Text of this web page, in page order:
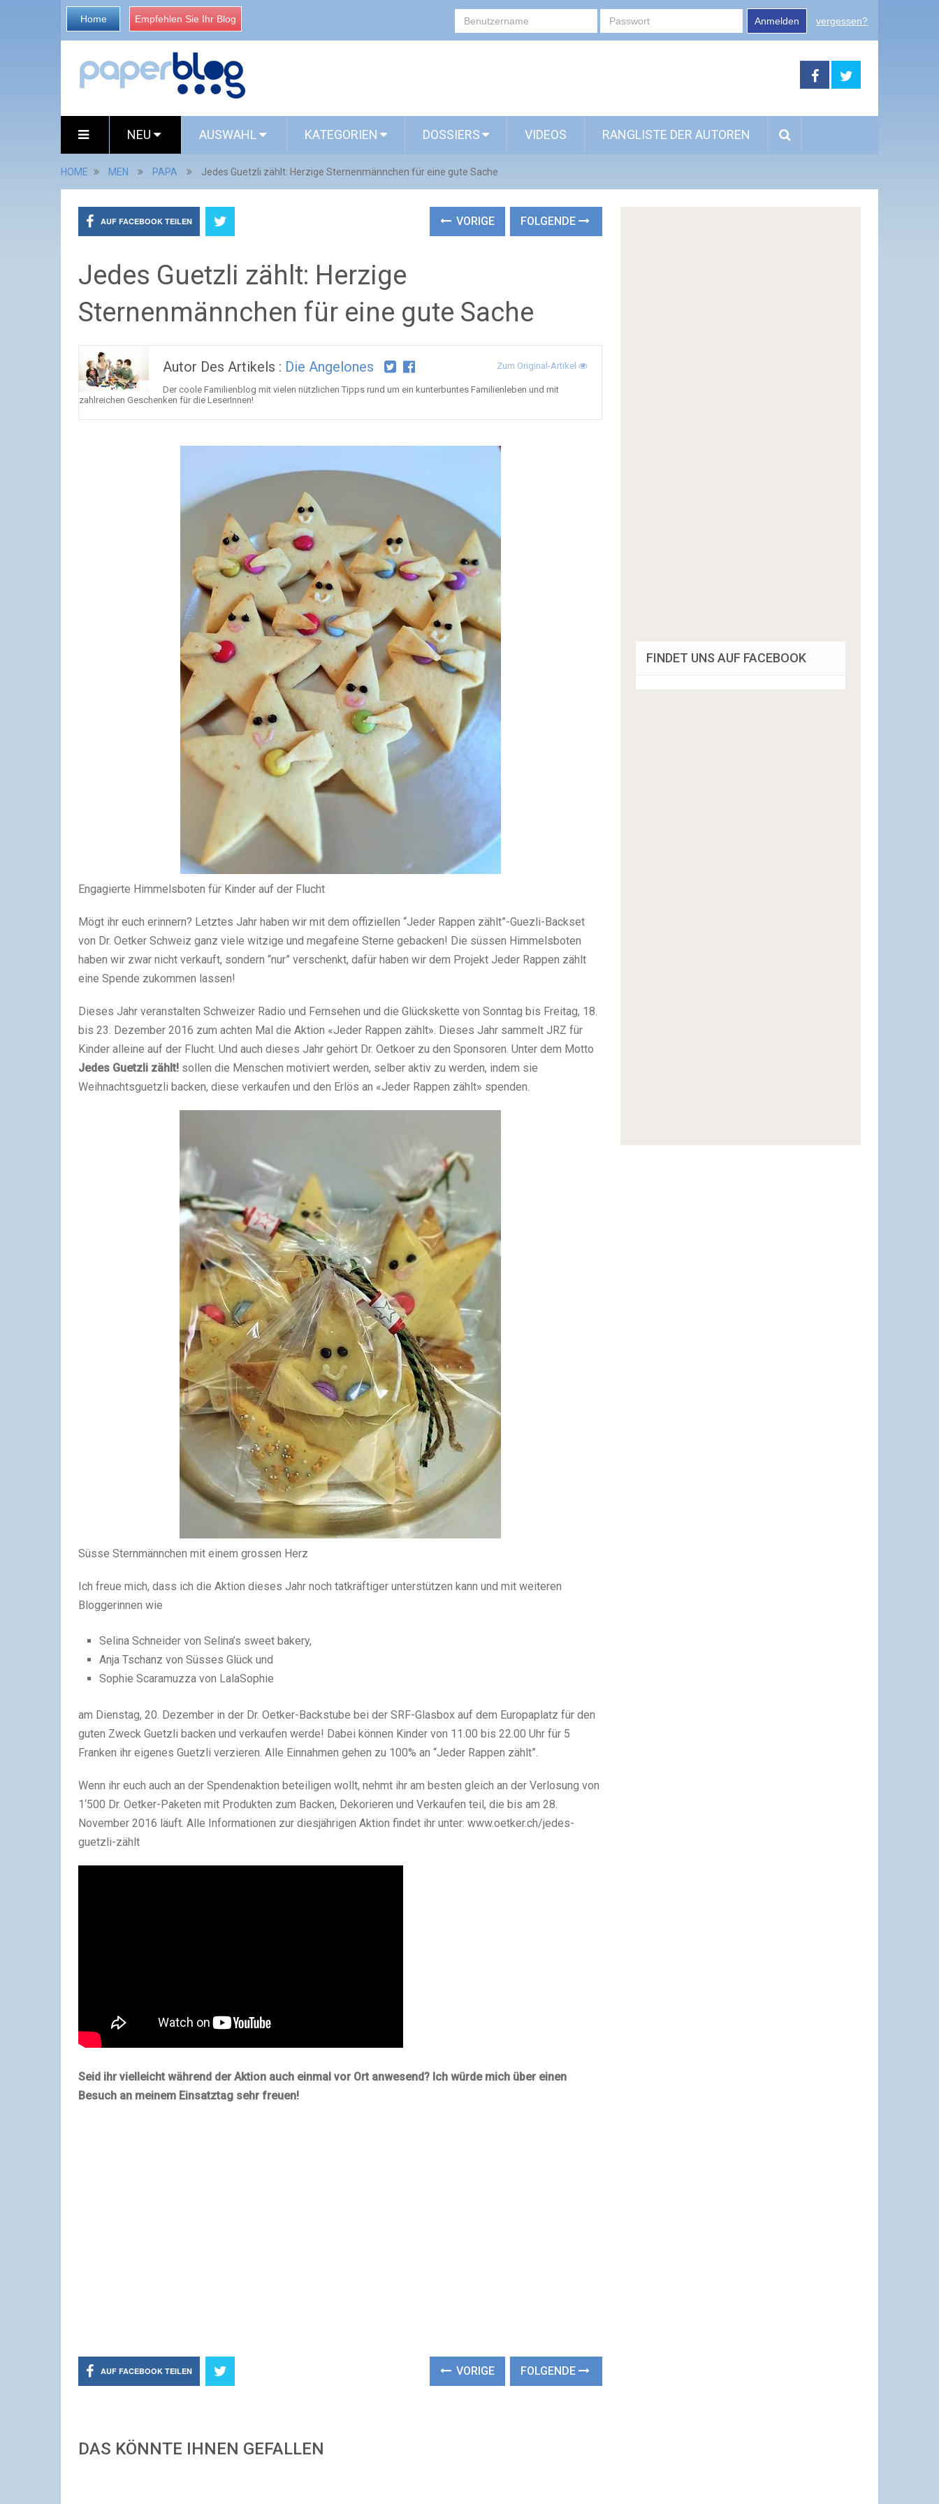
Home Empfehlen Sie Ihr Blog Anmelden vergessen?
NEU AUSWAHL KATEGORIEN DOSSIERS VIDEOS RANGLISTE DER AUTOREN
HOME MEN PAPA Jedes Guetzli zählt: Herzige Sternenmännchen für eine gute Sache
AUF FACEBOOK TEILEN VORIGE FOLGENDE
Jedes Guetzli zählt: Herzige
Sternenmännchen für eine gute Sache
Autor Des Artikels : Die Angelones Zum Original-Artikel
Der coole Familienblog mit vielen nützlichen Tipps rund um ein kunterbuntes Familienleben und mit
zahlreichen Geschenken für die LeserInnen!
Engagierte Himmelsboten für Kinder auf der Flucht
Mögt ihr euch erinnern? Letztes Jahr haben wir mit dem offiziellen “Jeder Rappen zählt”-Guezli-Backset
von Dr. Oetker Schweiz ganz viele witzige und megafeine Sterne gebacken! Die süssen Himmelsboten
haben wir zwar nicht verkauft, sondern “nur” verschenkt, dafür haben wir dem Projekt Jeder Rappen zählt
eine Spende zukommen lassen!
Dieses Jahr veranstalten Schweizer Radio und Fernsehen und die Glückskette von Sonntag bis Freitag, 18.
bis 23. Dezember 2016 zum achten Mal die Aktion «Jeder Rappen zählt». Dieses Jahr sammelt JRZ für
Kinder alleine auf der Flucht. Und auch dieses Jahr gehört Dr. Oetkoer zu den Sponsoren. Unter dem Motto
Jedes Guetzli zählt! sollen die Menschen motiviert werden, selber aktiv zu werden, indem sie
Weihnachtsguetzli backen, diese verkaufen und den Erlös an «Jeder Rappen zählt» spenden.
Süsse Sternmännchen mit einem grossen Herz
Ich freue mich, dass ich die Aktion dieses Jahr noch tatkräftiger unterstützen kann und mit weiteren
Bloggerinnen wie
Selina Schneider von Selina’s sweet bakery,
Anja Tschanz von Süsses Glück und
Sophie Scaramuzza von LalaSophie
am Dienstag, 20. Dezember in der Dr. Oetker-Backstube bei der SRF-Glasbox auf dem Europaplatz für den
guten Zweck Guetzli backen und verkaufen werde! Dabei können Kinder von 11.00 bis 22.00 Uhr für 5
Franken ihr eigenes Guetzli verzieren. Alle Einnahmen gehen zu 100% an “Jeder Rappen zählt”.
Wenn ihr euch auch an der Spendenaktion beteiligen wollt, nehmt ihr am besten gleich an der Verlosung von
1‘500 Dr. Oetker-Paketen mit Produkten zum Backen, Dekorieren und Verkaufen teil, die bis am 28.
November 2016 läuft. Alle Informationen zur diesjährigen Aktion findet ihr unter: www.oetker.ch/jedes-
guetzli-zählt
Seid ihr vielleicht während der Aktion auch einmal vor Ort anwesend? Ich würde mich über einen
Besuch an meinem Einsatztag sehr freuen!
AUF FACEBOOK TEILEN VORIGE FOLGENDE
DAS KÖNNTE IHNEN GEFALLEN
FINDET UNS AUF FACEBOOK